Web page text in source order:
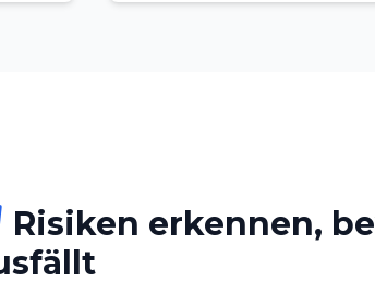
Risiken erkennen,